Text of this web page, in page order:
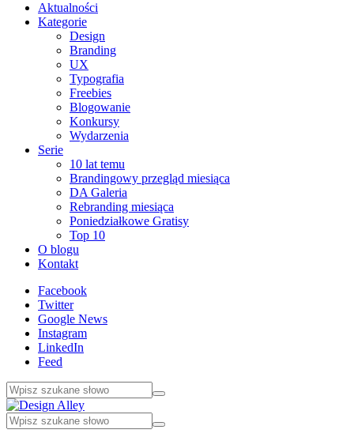
Aktualności
Kategorie
Design
Branding
UX
Typografia
Freebies
Blogowanie
Konkursy
Wydarzenia
Serie
10 lat temu
Brandingowy przegląd miesiąca
DA Galeria
Rebranding miesiąca
Poniedziałkowe Gratisy
Top 10
O blogu
Kontakt
Facebook
Twitter
Google News
Instagram
LinkedIn
Feed